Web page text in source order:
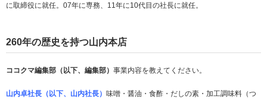
に取締役に就任。07年に専務、11年に10代目の社長に就任。
260年の歴史を持つ山内本店
ココクマ編集部（以下、編集部） 事業内容を教えてください。
山内卓社長（以下、山内社長） 味噌・醤油・食酢・だしの素・加工調味料（つ